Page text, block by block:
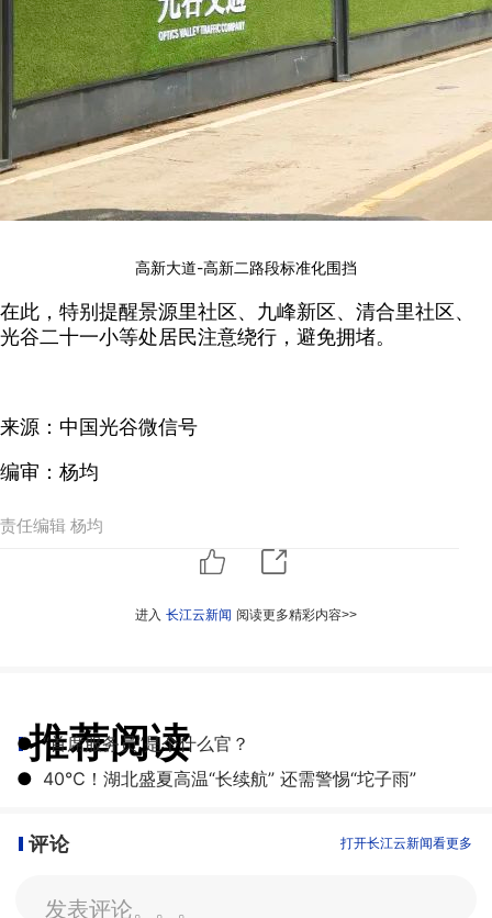
高新大道-高新二路段标准化围挡
在此，特别提醒景源里社区、九峰新区、清合里社区、
光谷二十一小等处居民注意绕行，避免拥堵。
来源：中国光谷微信号
编审：杨均
责任编辑 杨均
进入 长江云新闻 阅读更多精彩内容>>
推荐阅读
● “首席服务员”是个什么官？
● 40℃！湖北盛夏高温“长续航” 还需警惕“坨子雨”
评论 打开长江云新闻看更多
发表评论。。。